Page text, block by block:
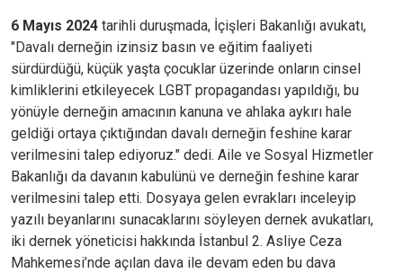
6 Mayıs 2024 tarihli duruşmada, İçişleri Bakanlığı avukatı,
"Davalı derneğin izinsiz basın ve eğitim faaliyeti
sürdürdüğü, küçük yaşta çocuklar üzerinde onların cinsel
kimliklerini etkileyecek LGBT propagandası yapıldığı, bu
yönüyle derneğin amacının kanuna ve ahlaka aykırı hale
geldiği ortaya çıktığından davalı derneğin feshine karar
verilmesini talep ediyoruz." dedi. Aile ve Sosyal Hizmetler
Bakanlığı da davanın kabulünü ve derneğin feshine karar
verilmesini talep etti. Dosyaya gelen evrakları inceleyip
yazılı beyanlarını sunacaklarını söyleyen dernek avukatları,
iki dernek yöneticisi hakkında İstanbul 2. Asliye Ceza
Mahkemesi’nde açılan dava ile devam eden bu dava